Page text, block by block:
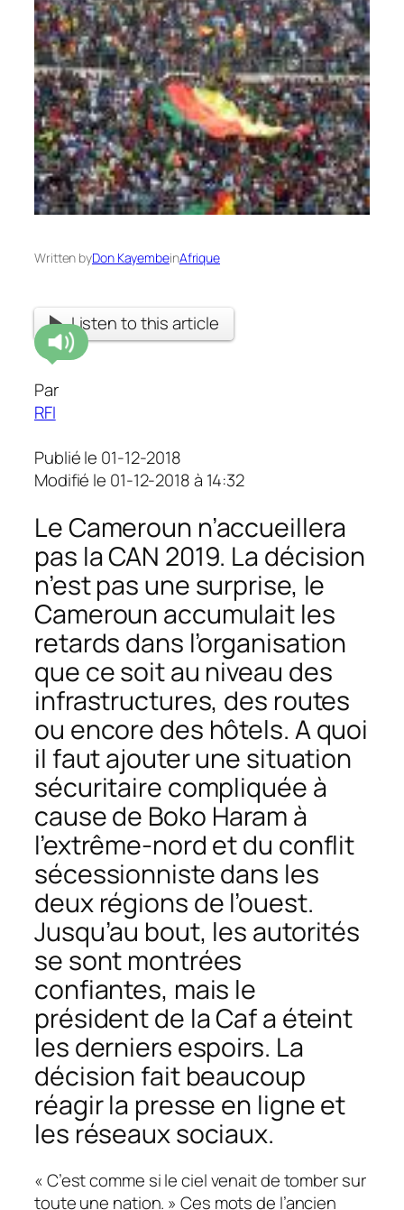
Written byDon KayembeinAfrique
Listen to this article
Par
RFI
Publié le 01-12-2018
Modifié le 01-12-2018 à 14:32
Le Cameroun n’accueillera
pas la CAN 2019. La décision
n’est pas une surprise, le
Cameroun accumulait les
retards dans l’organisation
que ce soit au niveau des
infrastructures, des routes
ou encore des hôtels. A quoi
il faut ajouter une situation
sécuritaire compliquée à
cause de Boko Haram à
l’extrême-nord et du conflit
sécessionniste dans les
deux régions de l’ouest.
Jusqu’au bout, les autorités
se sont montrées
confiantes, mais le
président de la Caf a éteint
les derniers espoirs. La
décision fait beaucoup
réagir la presse en ligne et
les réseaux sociaux.
«C’est comme si le ciel venait de tomber sur
toute une nation. » Ces mots de l’ancien